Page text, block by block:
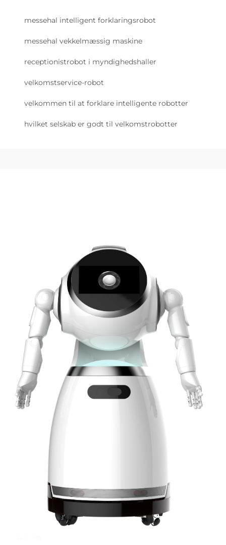
messehal intelligent forklaringsrobot
messehal vekkelmæssig maskine
receptionistrobot i myndighedshaller
velkomstservice-robot
velkommen til at forklare intelligente robotter
hvilket selskab er godt til velkomstrobotter